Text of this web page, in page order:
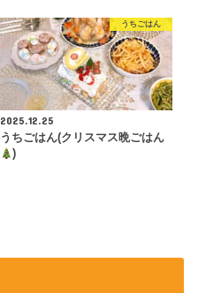
うちごはん
2025.12.25
うちごはん(クリスマス晩ごはん
)